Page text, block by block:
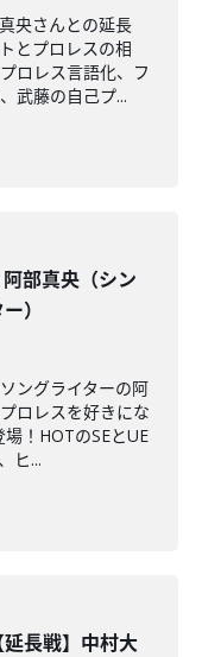
央さんとの延長
とプロレスの相
ロレス言語化、フ
武藤の自己プ...
部真央（シン
）
ングライターの阿
ロレスを好きにな
！HOTのSEとUE
ヒ...
長戦】中村大